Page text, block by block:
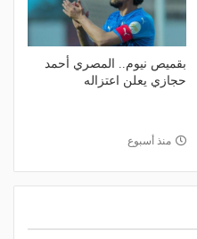
بقميص نيوم.. المصري أحمد
حجازي يعلن اعتزاله
منذ أسبوع